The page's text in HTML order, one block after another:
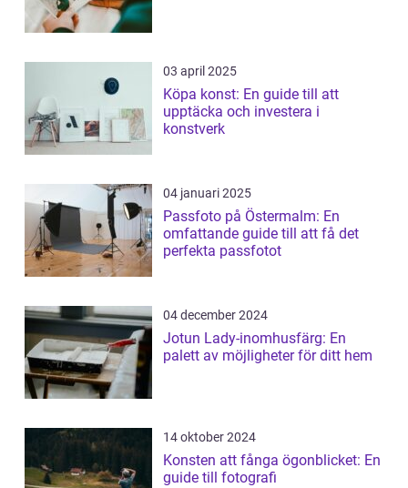
03 april 2025
Köpa konst: En guide till att
upptäcka och investera i
konstverk
04 januari 2025
Passfoto på Östermalm: En
omfattande guide till att få det
perfekta passfotot
04 december 2024
Jotun Lady-inomhusfärg: En
palett av möjligheter för ditt hem
14 oktober 2024
Konsten att fånga ögonblicket: En
guide till fotografi